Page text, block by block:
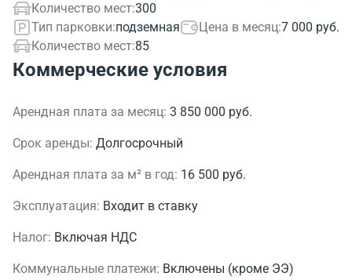
Количество мест:300
Тип парковки:подземная Цена в месяц:7 000 руб.
Количество мест:85
Коммерческие условия
Арендная плата за месяц: 3 850 000 руб.
Срок аренды: Долгосрочный
Арендная плата за м² в год: 16 500 руб.
Эксплуатация: Входит в ставку
Налог: Включая НДС
Коммунальные платежи: Включены (кроме ЭЭ)